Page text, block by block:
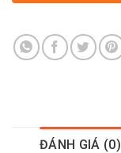
ĐÁNH GIÁ (0)